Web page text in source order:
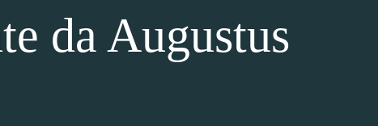
da Augustus